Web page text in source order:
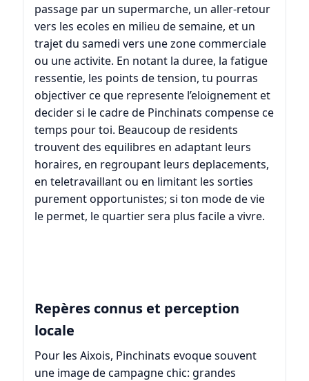
passage par un supermarche, un aller-retour
vers les ecoles en milieu de semaine, et un
trajet du samedi vers une zone commerciale
ou une activite. En notant la duree, la fatigue
ressentie, les points de tension, tu pourras
objectiver ce que represente l’eloignement et
decider si le cadre de Pinchinats compense ce
temps pour toi. Beaucoup de residents
trouvent des equilibres en adaptant leurs
horaires, en regroupant leurs deplacements,
en teletravaillant ou en limitant les sorties
purement opportunistes; si ton mode de vie
le permet, le quartier sera plus facile a vivre.
Repères connus et perception
locale
Pour les Aixois, Pinchinats evoque souvent
une image de campagne chic: grandes